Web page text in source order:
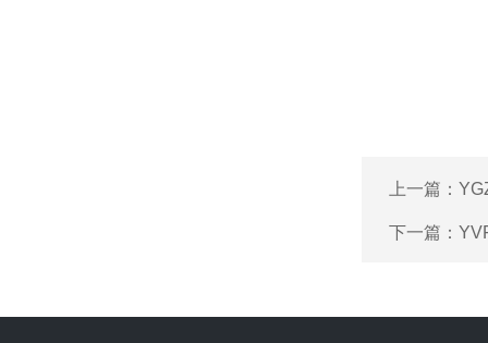
上一篇：
下一篇：